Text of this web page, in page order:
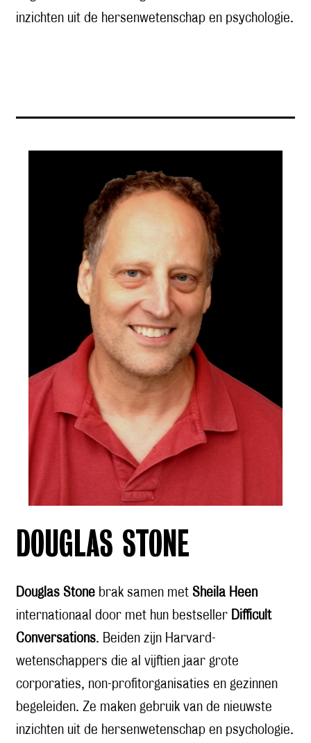
inzichten uit de hersenwetenschap en psychologie.
DOUGLAS STONE
Douglas Stone brak samen met Sheila Heen
internationaal door met hun bestseller Difficult
Conversations. Beiden zijn Harvard-
wetenschappers die al vijftien jaar grote
corporaties, non-profitorganisaties en gezinnen
begeleiden. Ze maken gebruik van de nieuwste
inzichten uit de hersenwetenschap en psychologie.